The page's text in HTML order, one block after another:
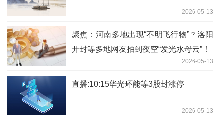
2026-05-13
聚焦：河南多地出现“不明飞行物”？洛阳
开封等多地网友拍到夜空“发光水母云”！
2026-05-13
直播:10:15华光环能等3股封涨停
2026-05-13